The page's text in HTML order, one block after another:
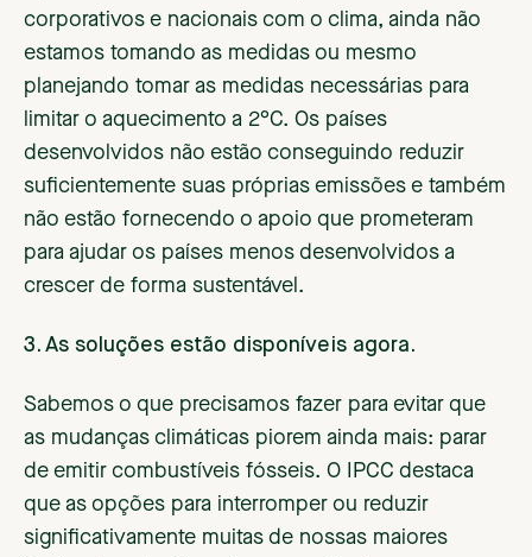
corporativos e nacionais com o clima, ainda não
estamos tomando as medidas ou mesmo
planejando tomar as medidas necessárias para
limitar o aquecimento a 2°C. Os países
desenvolvidos não estão conseguindo reduzir
suficientemente suas próprias emissões e também
não estão fornecendo o apoio que prometeram
para ajudar os países menos desenvolvidos a
crescer de forma sustentável.
3. As soluções estão disponíveis agora.
Sabemos o que precisamos fazer para evitar que
as mudanças climáticas piorem ainda mais: parar
de emitir combustíveis fósseis. O IPCC destaca
que as opções para interromper ou reduzir
significativamente muitas de nossas maiores